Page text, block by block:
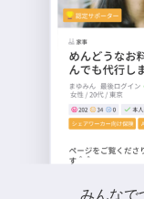
みんなで